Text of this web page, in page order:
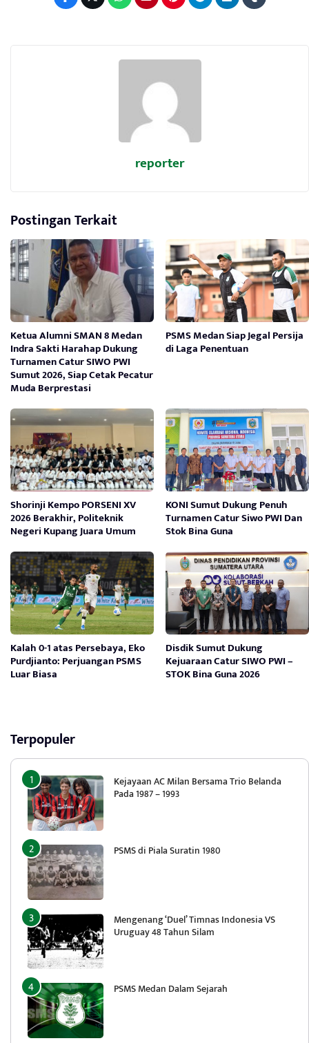
reporter
Postingan Terkait
Ketua Alumni SMAN 8 Medan
Indra Sakti Harahap Dukung
Turnamen Catur SIWO PWI
Sumut 2026, Siap Cetak Pecatur
Muda Berprestasi
PSMS Medan Siap Jegal Persija
di Laga Penentuan
Shorinji Kempo PORSENI XV
2026 Berakhir, Politeknik
Negeri Kupang Juara Umum
KONI Sumut Dukung Penuh
Turnamen Catur Siwo PWI Dan
Stok Bina Guna
Kalah 0-1 atas Persebaya, Eko
Purdjianto: Perjuangan PSMS
Luar Biasa
Disdik Sumut Dukung
Kejuaraan Catur SIWO PWI –
STOK Bina Guna 2026
Terpopuler
Kejayaan AC Milan Bersama Trio Belanda
Pada 1987 – 1993
PSMS di Piala Suratin 1980
Mengenang ‘Duel’ Timnas Indonesia VS
Uruguay 48 Tahun Silam
PSMS Medan Dalam Sejarah